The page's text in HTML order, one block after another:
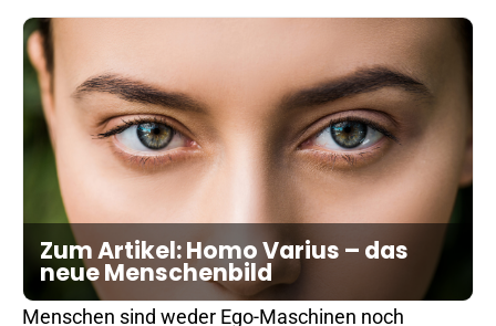
Zum Artikel: Homo Varius – das
neue Menschenbild
Menschen sind weder Ego-Maschinen noch